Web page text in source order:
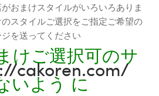
おまけスタイルがいろいろありま
スタイルご選択をご指定ご希望の
を送ってください
けご選択可のサ
cakoren.com/
いよう に